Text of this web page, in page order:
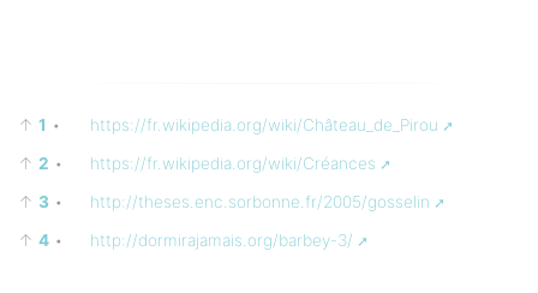
↑ 1 •
https://fr.wikipedia.org/wiki/Château_de_Pirou
↑ 2 •
https://fr.wikipedia.org/wiki/Créances
↑ 3 •
http://theses.enc.sorbonne.fr/2005/gosselin
↑ 4 • http://dormirajamais.org/barbey-3/